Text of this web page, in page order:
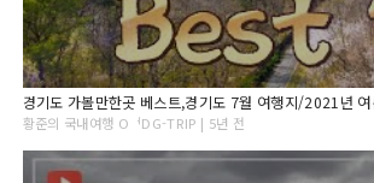
황준의 국내여행 OᅥDG-TRIP | 5년 전